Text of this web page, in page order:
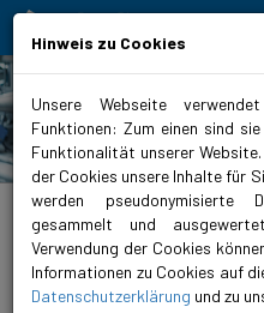
Produkte
biral.de > Produkte > Wasserversorgung
ComBo 4x HP-E
Druckerhöhungsanlagen mit
Hinweis zu Cookies
Unsere Webseite
Funktionen: Zum einen sind
Funktionalität unserer
der Cookies unsere Inhalte für
werden pseudonymisierte
gesammelt und
Verwendung der Cookies
Informationen zu Cookies auf
Datenschutzerklärung und zu